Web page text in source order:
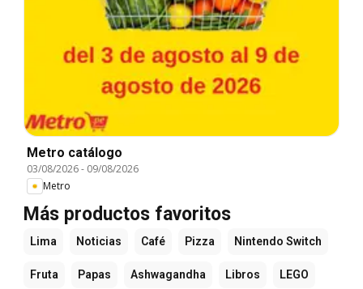
Metro catálogo
03/08/2026- 09/08/2026
Metro
Más productos favoritos
Lima Noticias Café Pizza Nintendo Switch
Fruta Papas Ashwagandha Libros LEGO